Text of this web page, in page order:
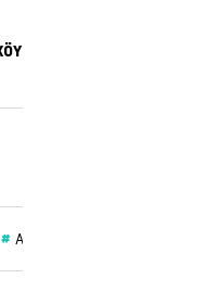
# Amasya Üniversitesi